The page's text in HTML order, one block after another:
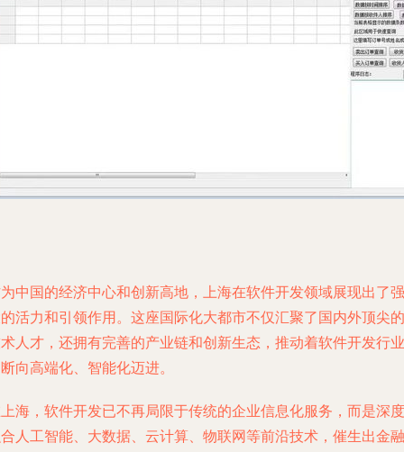
中国的经济中心和创新高地，上海在软件开发领域展现出了强
活力和引领作用。这座国际化大都市不仅汇聚了国内外顶尖的
人才，还拥有完善的产业链和创新生态，推动着软件开发行业
向高端化、智能化迈进。
海，软件开发已不再局限于传统的企业信息化服务，而是深度
人工智能、大数据、云计算、物联网等前沿技术，催生出金融